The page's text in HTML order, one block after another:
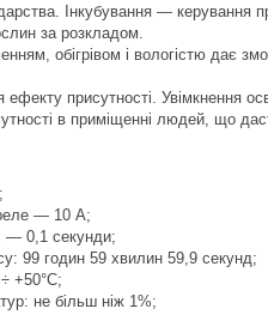
Інкубування —
за розкладом.
обігрівом і вологістю дає
присутності. Увімкнення
в приміщенні людей, що
— 10 А;
― 0,1 секунди;
99 годин 59 хвилин 59,9 секунд;
+50°С;
не більш ніж 1%;